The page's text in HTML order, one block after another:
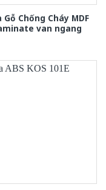
Gỗ Chống Cháy MDF
van ngang